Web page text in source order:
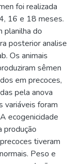
foi realizada
16 e 18 meses.
planilha do
posterior analise
Os animais
sêmen
em precoces,
pela anova
variáveis foram
ecogenicidade
produção
tiveram
Peso e